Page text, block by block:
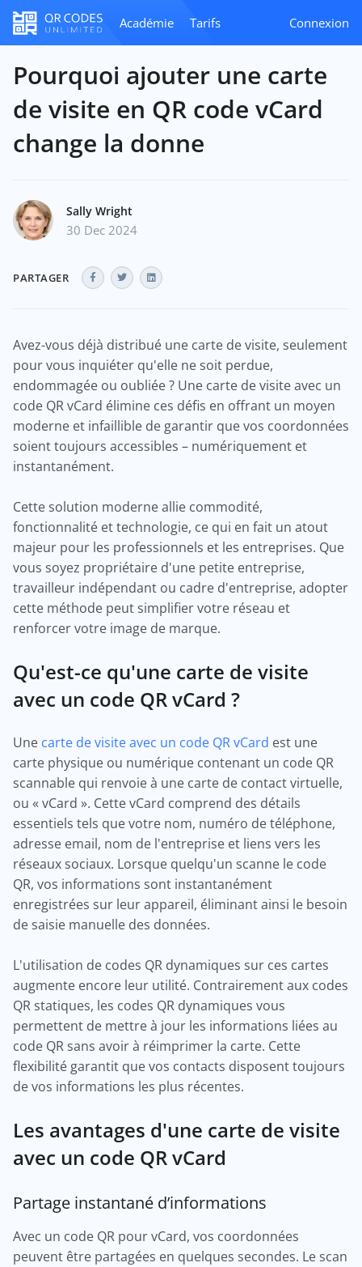
Académie Tarifs Connexion
Pourquoi ajouter une carte
de visite en QR code vCard
change la donne
Sally Wright
30 Dec 2024
PARTAGER
Avez-vous déjà distribué une carte de visite, seulement
pour vous inquiéter qu'elle ne soit perdue,
endommagée ou oubliée ? Une carte de visite avec un
code QR vCard élimine ces défis en offrant un moyen
moderne et infaillible de garantir que vos coordonnées
soient toujours accessibles – numériquement et
instantanément.
Cette solution moderne allie commodité,
fonctionnalité et technologie, ce qui en fait un atout
majeur pour les professionnels et les entreprises. Que
vous soyez propriétaire d'une petite entreprise,
travailleur indépendant ou cadre d'entreprise, adopter
cette méthode peut simplifier votre réseau et
renforcer votre image de marque.
Qu'est-ce qu'une carte de visite
avec un code QR vCard ?
Une carte de visite avec un code QR vCard est une
carte physique ou numérique contenant un code QR
scannable qui renvoie à une carte de contact virtuelle,
ou « vCard ». Cette vCard comprend des détails
essentiels tels que votre nom, numéro de téléphone,
adresse email, nom de l'entreprise et liens vers les
réseaux sociaux. Lorsque quelqu'un scanne le code
QR, vos informations sont instantanément
enregistrées sur leur appareil, éliminant ainsi le besoin
de saisie manuelle des données.
L'utilisation de codes QR dynamiques sur ces cartes
augmente encore leur utilité. Contrairement aux codes
QR statiques, les codes QR dynamiques vous
permettent de mettre à jour les informations liées au
code QR sans avoir à réimprimer la carte. Cette
flexibilité garantit que vos contacts disposent toujours
de vos informations les plus récentes.
Les avantages d'une carte de visite
avec un code QR vCard
Partage instantané d’informations
Avec un code QR pour vCard, vos coordonnées
peuvent être partagées en quelques secondes. Le scan